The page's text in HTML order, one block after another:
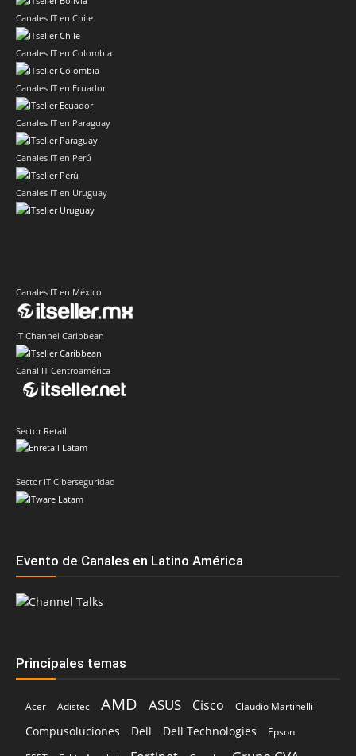
Canales IT en Chile
Canales IT en Colombia
Canales IT en Ecuador
Canales IT en Paraguay
Canales IT en Perú
Canales IT en Uruguay
Canales IT en México
IT Channel Caribbean
Canal IT Centroamérica
Sector Retail
Sector IT Ciberseguridad
Evento de Canales en Latino América
Principales temas
Acer Adistec AMD ASUS Cisco Claudio Martinelli
Compusoluciones Dell Dell Technologies
Epson